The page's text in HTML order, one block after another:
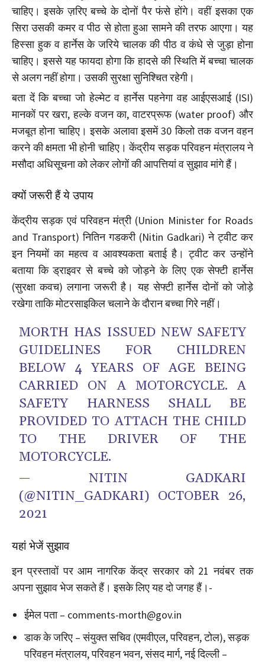
चाहिए। इसके ज़रिए बच्चे के दोनों पैर फंसे होंगे। वहीं इसका एक
सिरा उसकी कमर व पीठ से होता हुआ सामने की तरफ आएगा। यह
हिस्सा हुक व हार्नेस के जरिये चालक की पीठ व कंधे से जुड़ा होना
चाहिए। इससे यह फायदा होगा कि हादसे की स्थिति में बच्चा चालक
से अलग नहीं होगा। उसकी सुरक्षा सुनिश्चित रहेगी।
बता दें कि बच्चा जो हेल्मेट व हार्नेस पहनेगा वह आईएसआई (ISI)
मानकों पर खरा, हल्के वजन का, वाटरप्रूफ (water proof) और
मजबूत होना चाहिए। इसके अलावा इसमें 30 किलो तक वजन वहन
करने की क्षमता भी होनी चाहिए। केंद्रीय सड़क परिवहन मंत्रालय ने
मसौदा अधिसूचना को लेकर लोगों की आपत्तियां व सुझाव मांगे हैं।
क्यों जरूरी हैं ये उपाय
केंद्रीय सड़क एवं परिवहन मंत्री (Union Minister for Roads
and Transport) नितिन गडकरी (Nitin Gadkari) ने ट्वीट कर
इन नियमों का महत्व व आवश्यकता बताई है। ट्वीट कर उन्होंने
बताया कि ड्राइवर से बच्चे को जोड़ने के लिए एक सेफ्टी हार्नेस
(सुरक्षा कवच) लगाना जरूरी है। यह सेफ्टी हार्नेस दोनों को जोड़े
रखेगा ताकि मोटरसाइकिल चलाने के दौरान बच्चा गिरे नहीं।
MORTH HAS ISSUED NEW SAFETY
GUIDELINES FOR CHILDREN
BELOW 4 YEARS OF AGE BEING
CARRIED ON A MOTORCYCLE. A
SAFETY HARNESS SHALL BE
PROVIDED TO ATTACH THE CHILD
TO THE DRIVER OF THE
MOTORCYCLE.
— NITIN GADKARI
(@NITIN_GADKARI) OCTOBER 26,
2021
यहां भेजें सुझाव
इन प्रस्तावों पर आम नागरिक केंद्र सरकार को 21 नवंबर तक
अपना सुझाव भेज सकते हैं। इसके लिए यह दो जगह हैं।-
ईमेल पता – comments-morth@gov.in
डाक के जरिए – संयुक्त सचिव (एमवीएल, परिवहन, टोल), सड़क
परिवहन मंत्रालय, परिवहन भवन, संसद मार्ग, नई दिल्ली –